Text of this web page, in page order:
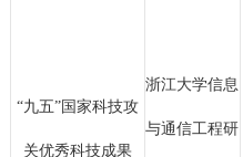
“九五”国家科技攻
关优秀科技成果
浙江大学信息
与通信工程研